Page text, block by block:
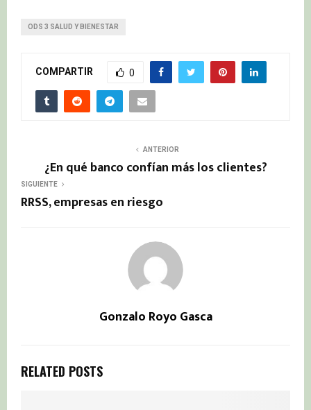
ODS 3 SALUD Y BIENESTAR
COMPARTIR 0
ANTERIOR
¿En qué banco confían más los clientes?
SIGUIENTE
RRSS, empresas en riesgo
Gonzalo Royo Gasca
RELATED POSTS